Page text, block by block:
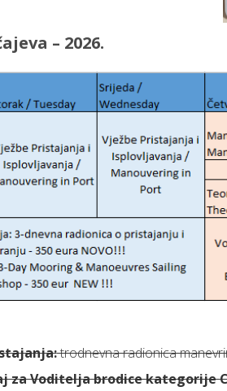
– 2026.
trodnevna radionica
za Voditelja brodice kategorije